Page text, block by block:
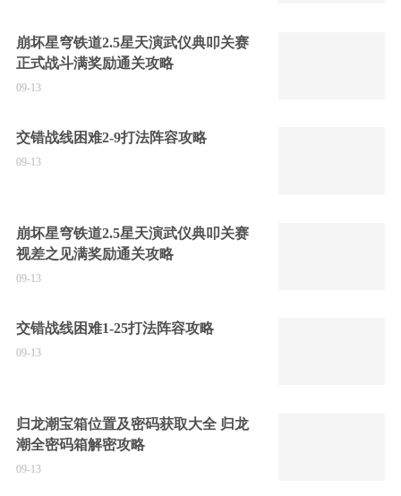
崩坏星穹铁道2.5星天演武仪典叩关赛
正式战斗满奖励通关攻略
09-13
交错战线困难2-9打法阵容攻略
09-13
崩坏星穹铁道2.5星天演武仪典叩关赛
视差之见满奖励通关攻略
09-13
交错战线困难1-25打法阵容攻略
09-13
归龙潮宝箱位置及密码获取大全 归龙
潮全密码箱解密攻略
09-13